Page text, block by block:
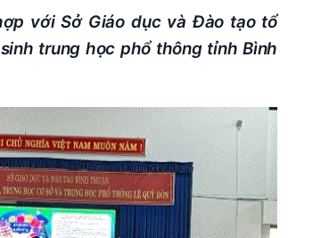
với Sở Giáo dục và Đào tạo tổ
trung học phổ thông tỉnh Bình